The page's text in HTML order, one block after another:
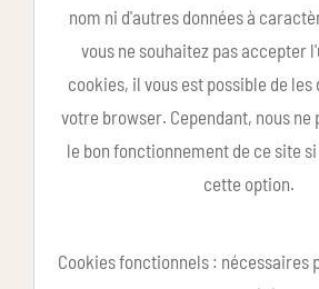
nom ni d'autres données à
vous ne souhaitez pas accepter
cookies, il vous est possible de
votre browser. Cependant, nous ne
le bon fonctionnement de ce site
cette option.
Cookies fonctionnels : nécessaires